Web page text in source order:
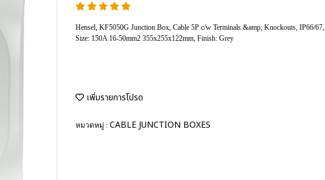
Hensel, KF5050G Junction Box, Cable 5P c/w Terminals &amp; Knockouts, IP66/
Size: 150A 16-50mm2 355x255x122mm, Finish: Grey
เพิ่มรายการโปรด
หมวดหมู่ : CABLE JUNCTION BOXES